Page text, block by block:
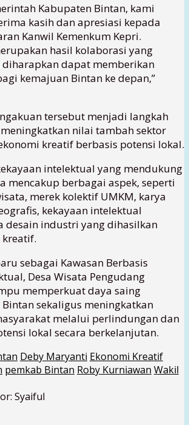
Kabupaten Bintan, kami
kasih dan apresiasi kepada
Kanwil Kemenkum Kepri.
hasil kolaborasi yang
dapat memberikan
kemajuan Bintan ke depan,”
tersebut menjadi langkah
nilai tambah sektor
kreatif berbasis potensi lokal.
intelektual yang mendukung
mencakup berbagai aspek, seperti
merek kolektif UMKM, karya
kekayaan intelektual
desain industri yang dihasilkan
sebagai Kawasan Berbasis
Desa Wisata Pengudang
memperkuat daya saing
sekaligus meningkatkan
melalui perlindungan dan
lokal secara berkelanjutan.
Deby Maryanti Ekonomi Kreatif
pemkab Bintan Roby Kurniawan Wakil
Syaiful